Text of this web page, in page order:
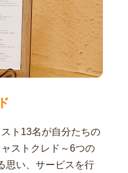
ト13名が自分たちの
ストクレド～6つの
思い、サービスを行